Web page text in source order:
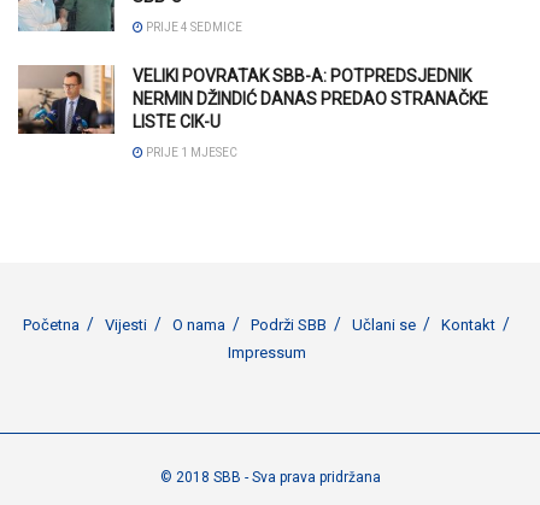
PRIJE 4 SEDMICE
VELIKI POVRATAK SBB-A: POTPREDSJEDNIK
NERMIN DŽINDIĆ DANAS PREDAO STRANAČKE
LISTE CIK-U
PRIJE 1 MJESEC
Početna Vijesti O nama Podrži SBB Učlani se
Kontakt
Impressum
© 2018 SBB - Sva prava pridržana